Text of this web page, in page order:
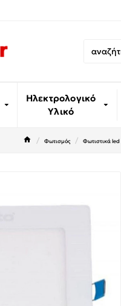
Ηλεκτρολογικό
Υλικό
Φωτισμός Φωτιστικά led